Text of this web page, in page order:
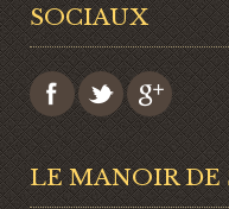
SOCIAUX
LE MANOIR DE